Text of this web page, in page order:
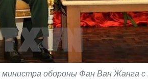
министра обороны Фан Ван Жанга